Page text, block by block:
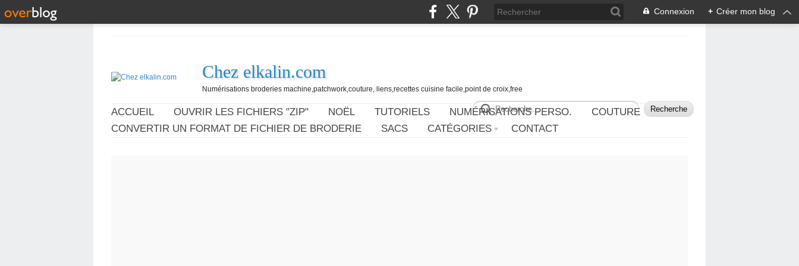
Connexion + Créer mon blog
Chez elkalin.com
Numérisations broderies machine,patchwork,couture, liens,recettes cuisine facile,point de croix,free
ACCUEIL OUVRIR LES FICHIERS "ZIP" NOËL TUTORIELS NUMÉRISATIONS PERSO.
COUTURE
CONVERTIR UN FORMAT DE FICHIER DE BRODERIE
SACS CATÉGORIES CONTACT